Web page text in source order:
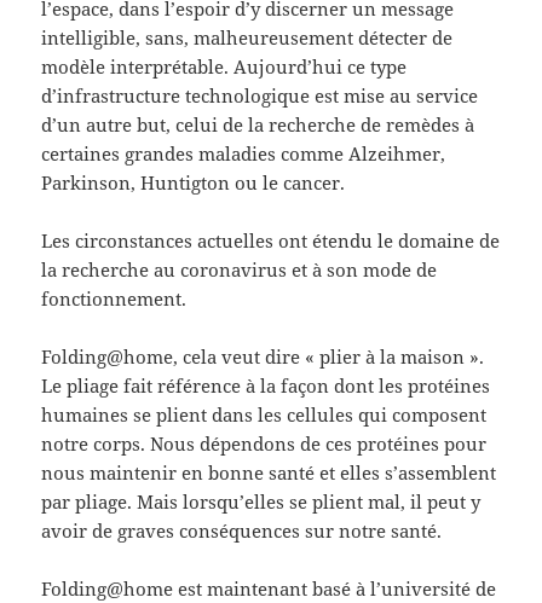
l’espace, dans l’espoir d’y discerner un message
intelligible, sans, malheureusement détecter de
modèle interprétable. Aujourd’hui ce type
d’infrastructure technologique est mise au service
d’un autre but, celui de la recherche de remèdes à
certaines grandes maladies comme Alzeihmer,
Parkinson, Huntigton ou le cancer.
Les circonstances actuelles ont étendu le domaine de
la recherche au coronavirus et à son mode de
fonctionnement.
Folding@home, cela veut dire « plier à la maison ».
Le pliage fait référence à la façon dont les protéines
humaines se plient dans les cellules qui composent
notre corps. Nous dépendons de ces protéines pour
nous maintenir en bonne santé et elles s’assemblent
par pliage. Mais lorsqu’elles se plient mal, il peut y
avoir de graves conséquences sur notre santé.
Folding@home est maintenant basé à l’université de